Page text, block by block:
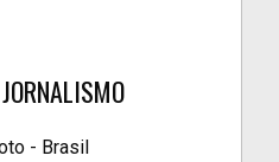
- Brasil